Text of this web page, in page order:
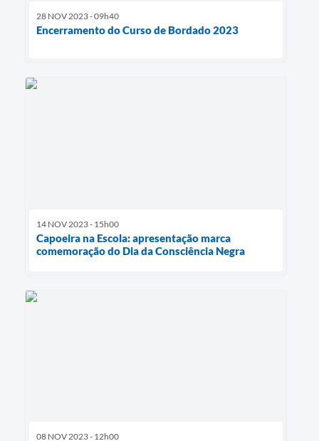
28 NOV 2023 - 09h40
Encerramento do Curso de Bordado 2023
14 NOV 2023 - 15h00
Capoeira na Escola: apresentação marca
comemoração do Dia da Consciência Negra
08 NOV 2023 - 12h00